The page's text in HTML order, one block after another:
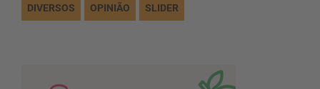
DIVERSOS OPINIÃO SLIDER